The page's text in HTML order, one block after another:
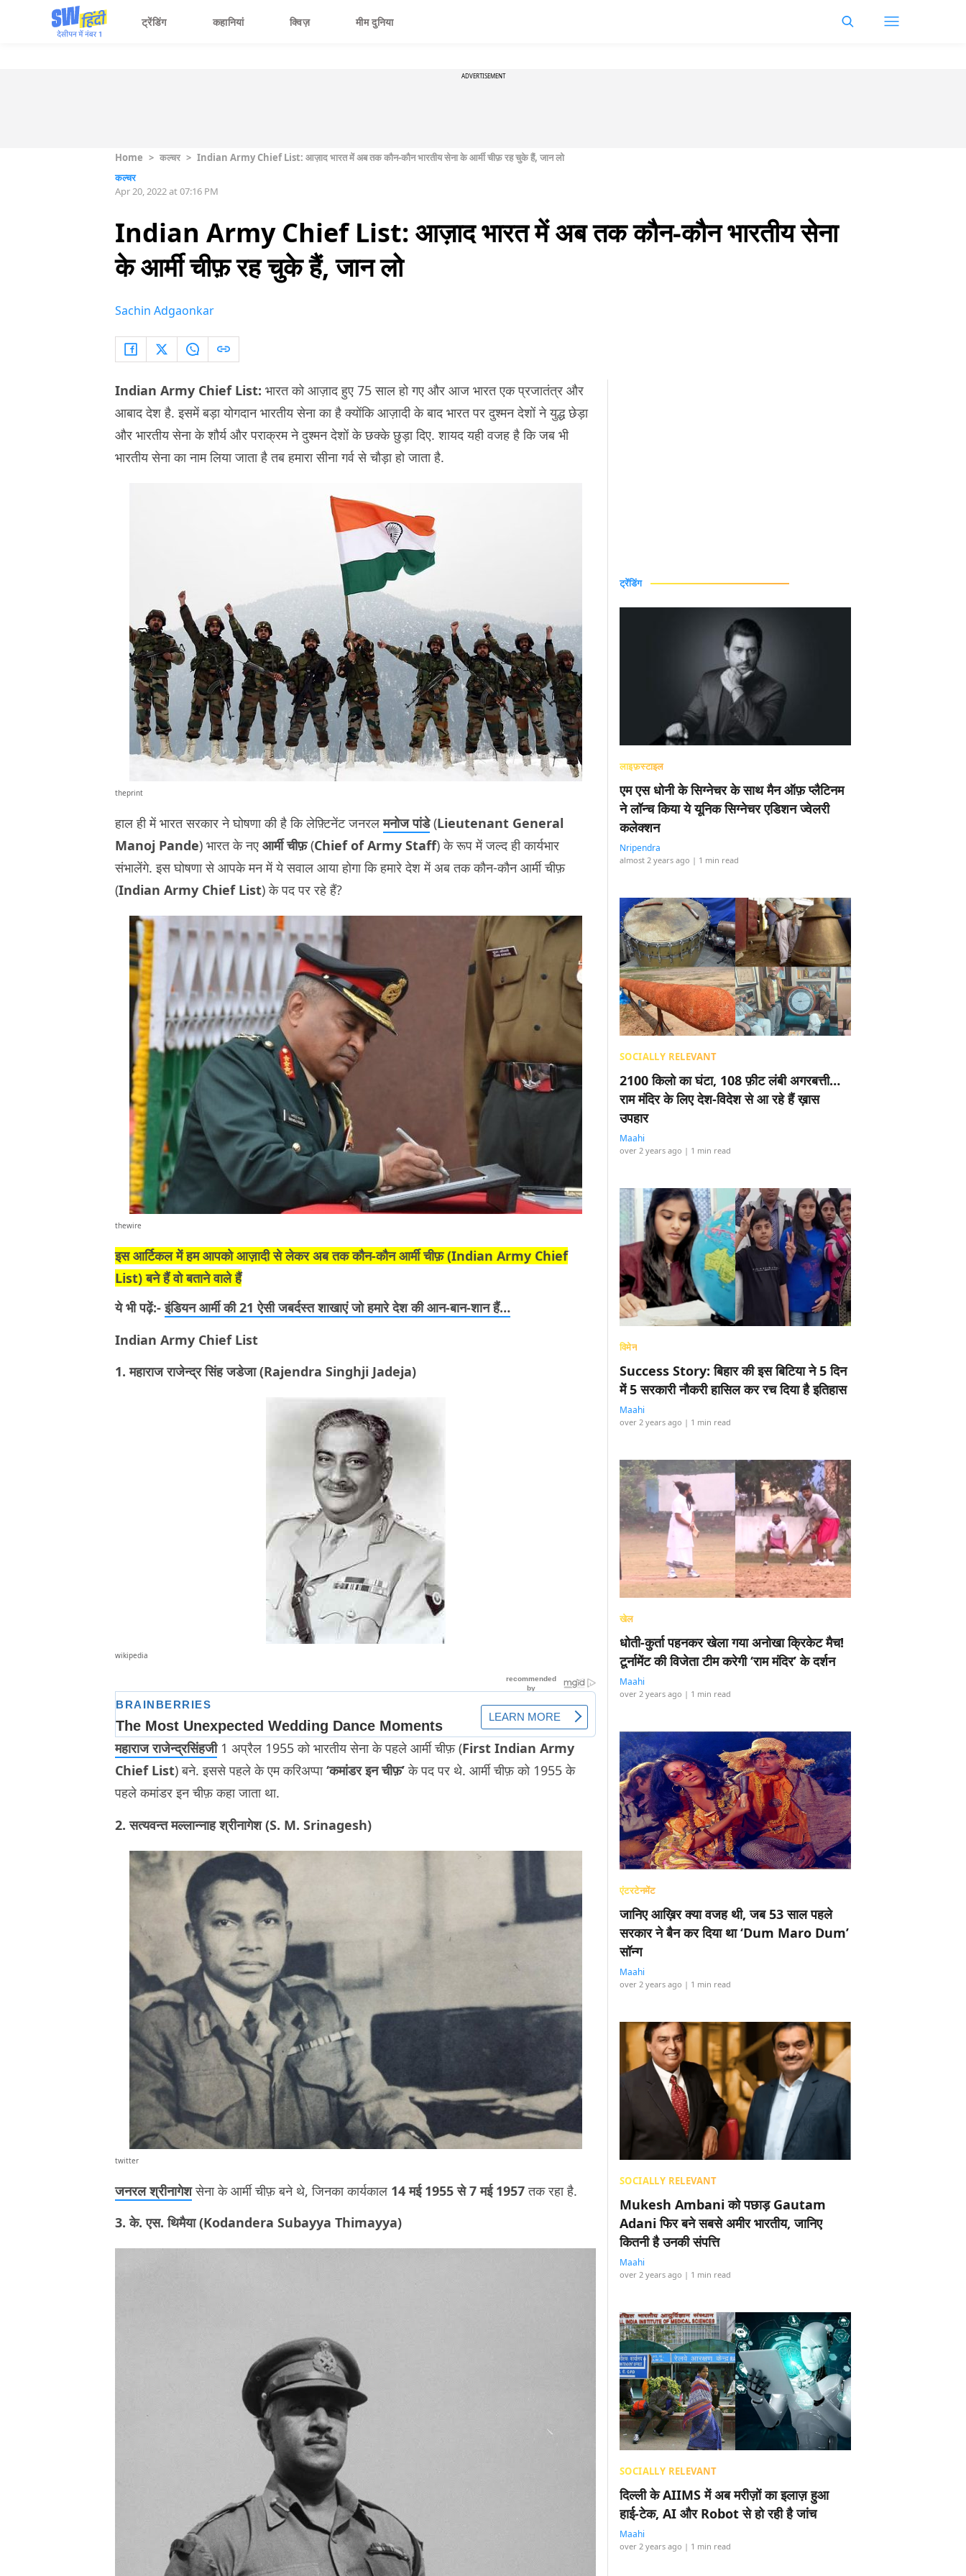
ट्रेंडिंग कहानियां क्विज़ मीम दुनिया
ADVERTISEMENT
Home > कल्चर > Indian Army Chief List: आज़ाद भारत में अब तक कौन-कौन भारतीय सेना के आर्मी चीफ़ रह चुके हैं, जान लो
कल्चर
Apr 20, 2022 at 07:16 PM
Indian Army Chief List: आज़ाद भारत में अब तक कौन-कौन भारतीय सेना
के आर्मी चीफ़ रह चुके हैं, जान लो
Sachin Adgaonkar
Indian Army Chief List: भारत को आज़ाद हुए 75 साल हो गए और आज भारत एक प्रजातंत्र और
आबाद देश है. इसमें बड़ा योगदान भारतीय सेना का है क्योंकि आज़ादी के बाद भारत पर दुश्मन देशों ने युद्ध छेड़ा
और भारतीय सेना के शौर्य और पराक्रम ने दुश्मन देशों के छक्के छुड़ा दिए. शायद यही वजह है कि जब भी
भारतीय सेना का नाम लिया जाता है तब हमारा सीना गर्व से चौड़ा हो जाता है.
theprint
हाल ही में भारत सरकार ने घोषणा की है कि लेफ़्टिनेंट जनरलमनोज पांडे(Lieutenant General
Manoj Pande) भारत के नए आर्मी चीफ़(Chief of Army Staff) के रूप में जल्द ही कार्यभार
संभालेंगे. इस घोषणा से आपके मन में ये सवाल आया होगा कि हमारे देश में अब तक कौन-कौन आर्मी चीफ़
(Indian Army Chief List) के पद पर रहे हैं?
thewire
इस आर्टिकल में हम आपको आज़ादी से लेकर अब तक कौन-कौन आर्मी चीफ़ (Indian Army Chief
List) बने हैं वो बताने वाले हैं
ये भी पढ़ें:-इंडियन आर्मी की 21 ऐसी जबर्दस्त शाखाएं जो हमारे देश की आन-बान-शान हैं…
Indian Army Chief List
1. महाराज राजेन्द्र सिंह जडेजा (Rajendra Singhji Jadeja)
wikipedia
महाराज राजेन्द्रसिंहजी 1 अप्रैल 1955 को भारतीय सेना के पहले आर्मी चीफ़ (First Indian Army
Chief List) बने. इससे पहले के एम करिअप्पा‘कमांडर इन चीफ़’के पद पर थे. आर्मी चीफ़ को 1955 के
पहले कमांडर इन चीफ़ कहा जाता था.
2. सत्यवन्त मल्लान्नाह श्रीनागेश (S. M. Srinagesh)
twitter
जनरल श्रीनागेशसेना के आर्मी चीफ़ बने थे, जिनका कार्यकाल 14 मई 1955 से 7 मई 1957तक रहा है.
3. के. एस. थिमैया (Kodandera Subayya Thimayya)
ट्रेंडिंग
लाइफ़स्टाइल
एम एस धोनी के सिग्नेचर के साथ मैन ऑफ़ प्लैटिनम
ने लॉन्च किया ये यूनिक सिग्नेचर एडिशन ज्वेलरी
कलेक्शन
Nripendra
almost 2 years ago | 1 min read
SOCIALLY RELEVANT
2100 किलो का घंटा, 108 फ़ीट लंबी अगरबत्ती…
राम मंदिर के लिए देश-विदेश से आ रहे हैं ख़ास
उपहार
Maahi
over 2 years ago | 1 min read
विमेन
Success Story: बिहार की इस बिटिया ने 5 दिन
में 5 सरकारी नौकरी हासिल कर रच दिया है इतिहास
Maahi
over 2 years ago | 1 min read
खेल
धोती-कुर्ता पहनकर खेला गया अनोखा क्रिकेट मैच!
टूर्नामेंट की विजेता टीम करेगी ‘राम मंदिर’ के दर्शन
Maahi
over 2 years ago | 1 min read
एंटरटेनमेंट
जानिए आख़िर क्या वजह थी, जब 53 साल पहले
सरकार ने बैन कर दिया था ‘Dum Maro Dum’
सॉन्ग
Maahi
over 2 years ago | 1 min read
SOCIALLY RELEVANT
Mukesh Ambani को पछाड़ Gautam
Adani फिर बने सबसे अमीर भारतीय, जानिए
कितनी है उनकी संपत्ति
Maahi
over 2 years ago | 1 min read
SOCIALLY RELEVANT
दिल्ली के AIIMS में अब मरीज़ों का इलाज़ हुआ
हाई-टेक, AI और Robot से हो रही है जांच
Maahi
over 2 years ago | 1 min read